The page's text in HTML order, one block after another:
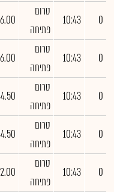
0
10:43
טרום
פתיחה
0
10:43
טרום
פתיחה
0
10:43
טרום
פתיחה
0
10:43
טרום
פתיחה
0
10:43
טרום
פתיחה